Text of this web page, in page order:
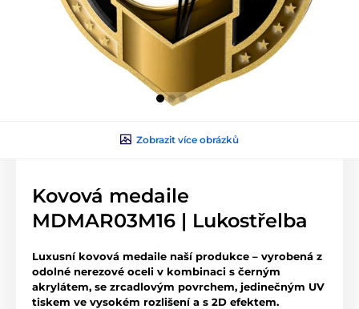
Zobrazit více obrázků
Kovová medaile
MDMAR03M16 | Lukostřelba
Luxusní kovová medaile naší produkce – vyrobená z
odolné nerezové oceli v kombinaci s černým
akrylátem, se zrcadlovým povrchem, jedinečným UV
tiskem ve vysokém rozlišení a s 2D efektem.